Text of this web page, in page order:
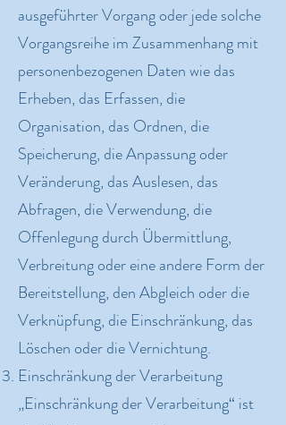
ausgeführter Vorgang oder jede solche
Vorgangsreihe im Zusammenhang mit
personenbezogenen Daten wie das
Erheben, das Erfassen, die
Organisation, das Ordnen, die
Speicherung, die Anpassung oder
Veränderung, das Auslesen, das
Abfragen, die Verwendung, die
Offenlegung durch Übermittlung,
Verbreitung oder eine andere Form der
Bereitstellung, den Abgleich oder die
Verknüpfung, die Einschränkung, das
Löschen oder die Vernichtung.
Einschränkung der Verarbeitung
„Einschränkung der Verarbeitung“ ist